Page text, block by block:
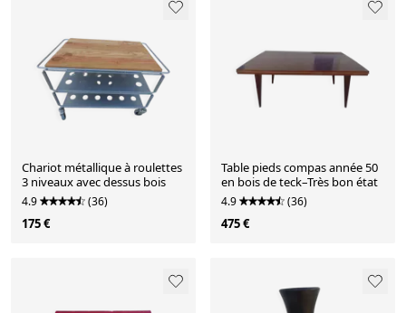
Chariot métallique à roulettes
3 niveaux avec dessus bois
4.9 (36)
175 €
Table pieds compas année 50
en bois de teck–Très bon état
4.9 (36)
475 €